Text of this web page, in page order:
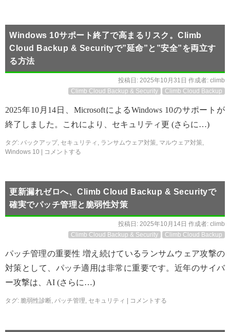
Windows 10サポート終了で高まるリスク。Climb
Cloud Backup & Securityで”延命”と”安全”を両立す
る方法
投稿日: 2025年10月31日 作成者: climb
Climb Cloud Backup & Security
Climb Cloud Backup
2025年10月14日、MicrosoftによるWindows 10のサポートが
終了しました。これにより、セキュリティ更 (さらに…)
タグ: バックアップ, セキュリティ , ランサムウェア対策, マルウェア対策,
Windows 10
コメントする
更新漏れゼロへ、Climb Cloud Backup & Securityで
確実でパッチ管理と脆弱性対策
投稿日: 2025年10月14日 作成者: climb
Climb Cloud Backup & Security
Climb Cloud Backup
パッチ管理の重要性 増え続けているランサムウェア攻撃の
対策として、パッチ適用は非常に重要です。近年のサイバ
ー攻撃は、AI (さらに…)
タグ: 脆弱性診断, パッチ管理, セキュリティ コメントする